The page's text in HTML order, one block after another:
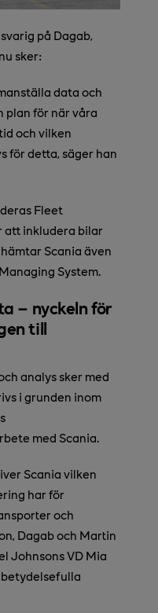
på Dagab,
sker:
data och
plan för när våra
och vilken
för detta, säger han
Fleet
att inkludera bilar
Scania även
System.
– nyckeln för
till
analys sker med
i grunden inom
med Scania.
Scania vilken
har för
och
Dagab och Martin
Johnsons VD Mia